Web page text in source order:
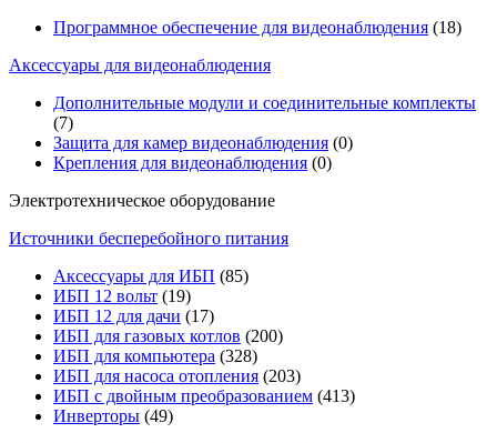
Программное обеспечение для видеонаблюдения (18)
Аксессуары для видеонаблюдения
Дополнительные модули и соединительные комплекты
(7)
Защита для камер видеонаблюдения (0)
Крепления для видеонаблюдения (0)
Электротехническое оборудование
Источники бесперебойного питания
Аксессуары для ИБП (85)
ИБП 12 вольт (19)
ИБП 12 для дачи (17)
ИБП для газовых котлов (200)
ИБП для компьютера (328)
ИБП для насоса отопления (203)
ИБП с двойным преобразованием (413)
Инверторы (49)